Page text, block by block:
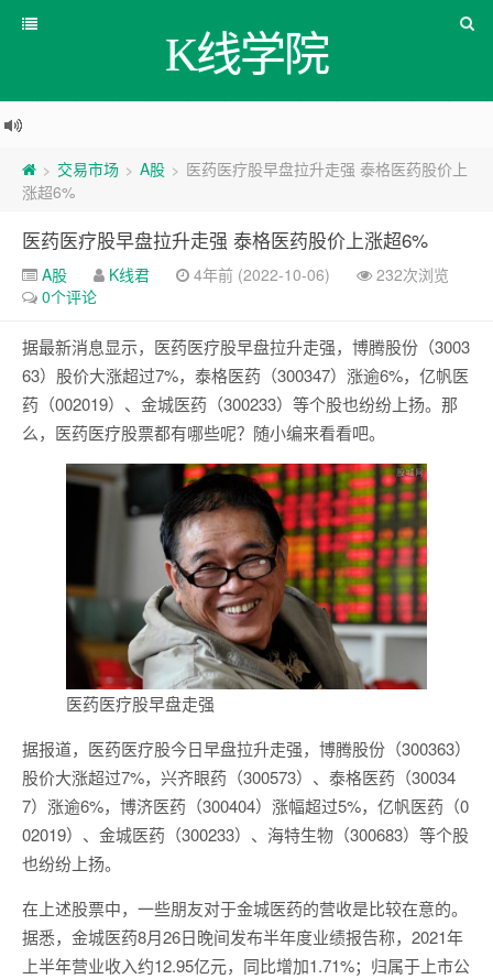
K线学院
> 交易市场 > A股 > 医药医疗股早盘拉升走强 泰格医药股价上
涨超6%
医药医疗股早盘拉升走强 泰格医药股价上涨超6%
A股 K线君 4年前 (2022-10-06)
232次浏览
0个评论
据最新消息显示，医药医疗股早盘拉升走强，博腾股份（3003
63）股价大涨超过7%，泰格医药（300347）涨逾6%，亿帆医
药（002019）、金城医药（300233）等个股也纷纷上扬。那
么，医药医疗股票都有哪些呢？随小编来看看吧。
医药医疗股早盘走强
据报道，医药医疗股今日早盘拉升走强，博腾股份（300363）
股价大涨超过7%，兴齐眼药（300573）、泰格医药（30034
7）涨逾6%，博济医药（300404）涨幅超过5%，亿帆医药（0
02019）、金城医药（300233）、海特生物（300683）等个股
也纷纷上扬。
在上述股票中，一些朋友对于金城医药的营收是比较在意的。
据悉，金城医药8月26日晚间发布半年度业绩报告称，2021年
上半年营业收入约12.95亿元，同比增加1.71%；归属于上市公